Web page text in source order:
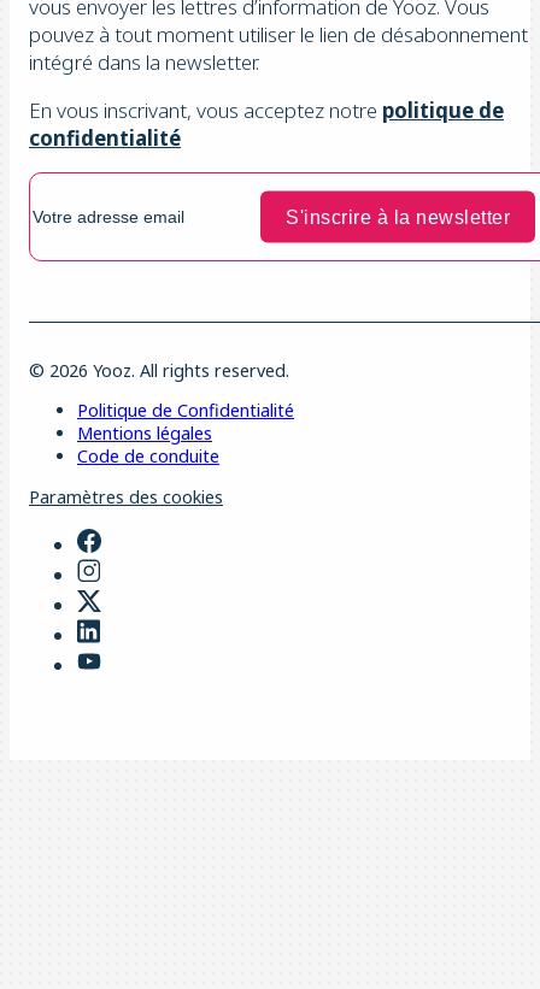
vous envoyer les lettres d’information de Yooz. Vous
pouvez à tout moment utiliser le lien de désabonnement
intégré dans la newsletter.
En vous inscrivant, vous acceptez notre politique de
confidentialité
© 2026 Yooz. All rights reserved.
Politique de Confidentialité
Mentions légales
Code de conduite
Paramètres des cookies